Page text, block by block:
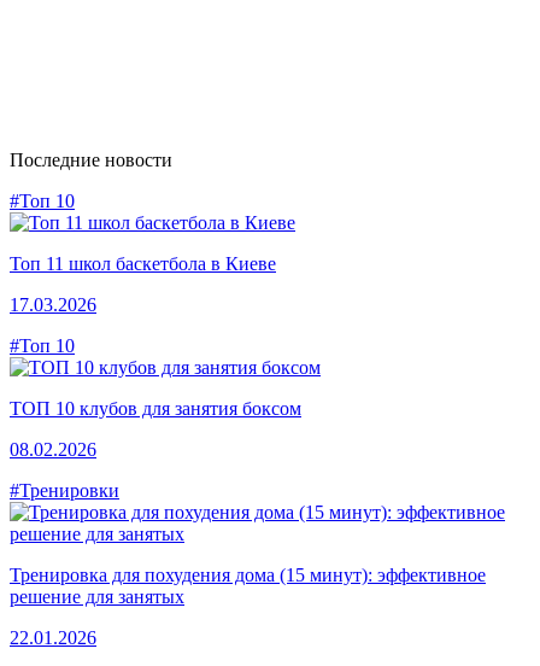
Последние новости
#Топ 10
Топ 11 школ баскетбола в Киеве
17.03.2026
#Топ 10
ТОП 10 клубов для занятия боксом
08.02.2026
#Тренировки
Тренировка для похудения дома (15 минут): эффективное
решение для занятых
22.01.2026